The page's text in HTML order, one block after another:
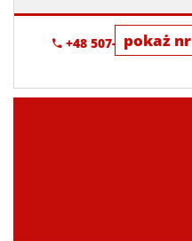
pokaż nr
+48 507-894-500